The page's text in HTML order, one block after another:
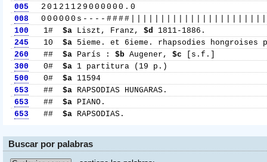
005
20121129000000.0
008
000000s----
100
1# $a Liszt, Franz,$d
1811-1886.
245
10 $a 5ieme. et 6ieme. rhapsodies
260
## $a París :$b Augener,$c [s.f.]
300
0# $a 1 partitura (19 p.)
500
0# $a 11594
653
## $a RAPSODIAS HUNGARAS.
653
## $a PIANO.
653
## $a RAPSODIAS.
Buscar por palabras